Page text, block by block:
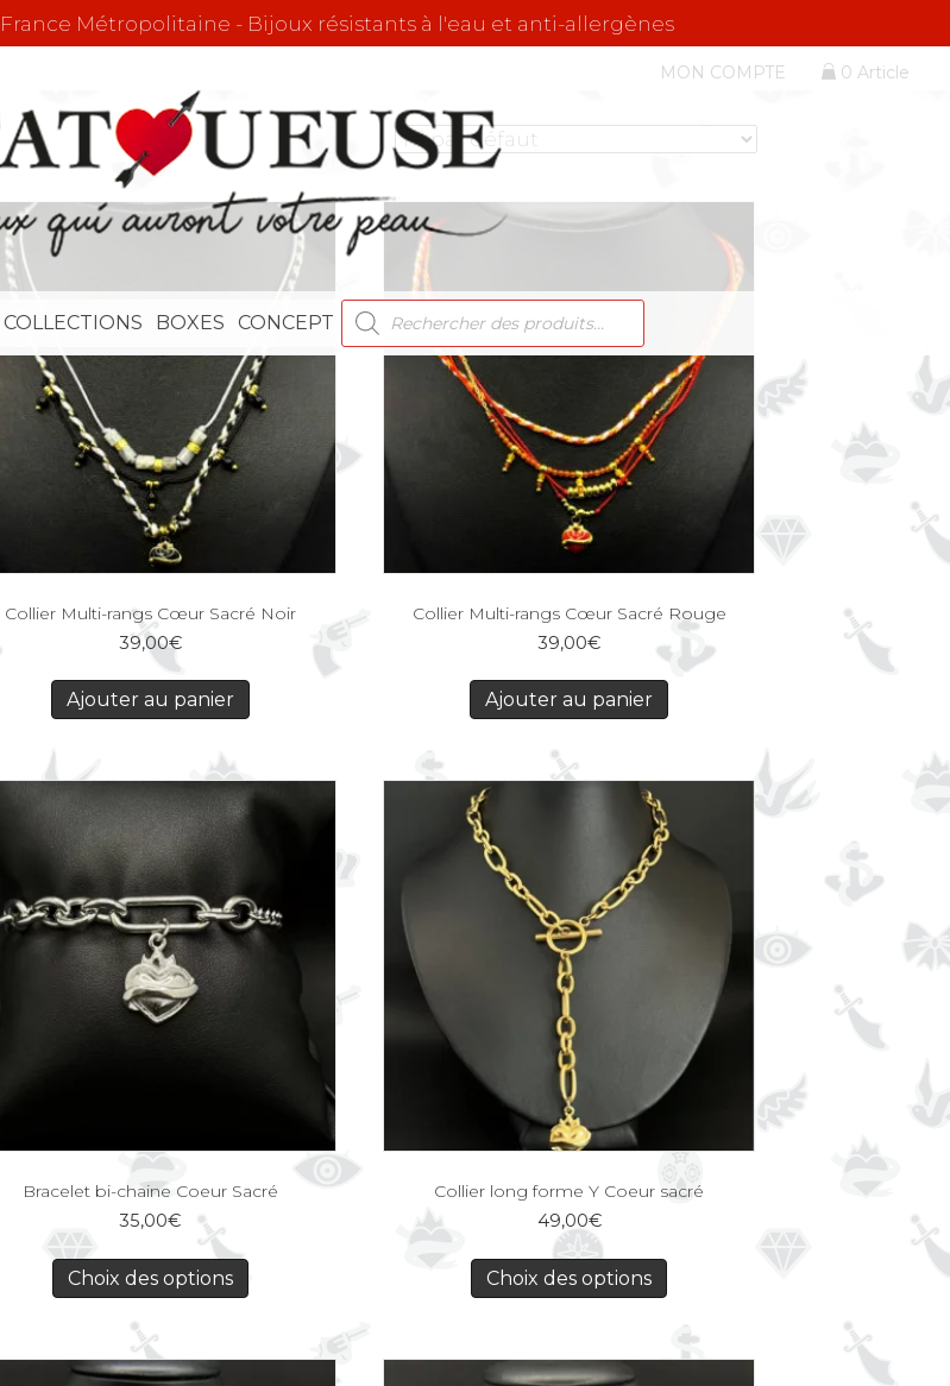
Métropolitaine - Bijoux résistants à l'eau et anti-allergènes
MON COMPTE 0 Article
COLLECTIONS BOXES CONCEPT
RECHERCHE
DE
PRODUITS
Collier Multi-rangs Cœur Sacré Noir
39,00€
Ajouter au panier
Collier Multi-rangs Cœur Sacré Rouge
39,00€
Ajouter au panier
Bracelet bi-chaine Coeur Sacré
35,00€
Choix des options
Collier long forme Y Coeur sacré
49,00€
Choix des options